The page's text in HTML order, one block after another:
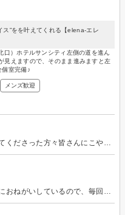
ス”をを叶えてくれる【elena-エレ
口）ホテルサンシティ左側の道を進ん
見えますので、そのまま進みますと左
室完備♪
メンズ歓迎
初めて行くお店だったのですが、接客してくださった方々皆さんにこやかで雰囲気良かったです カラーの仕上がりもとても好みの色にしていただき満足です
ヘアスタイルを変えず、同じ美容師さんにおねがいしているので、毎回安心して通っているサロンです。